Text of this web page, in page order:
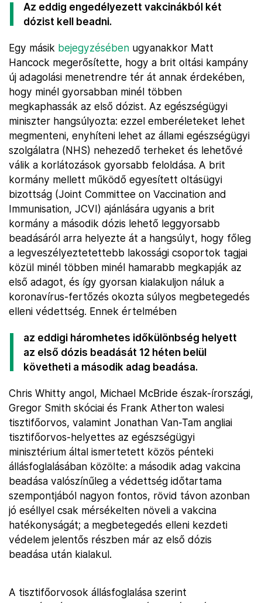
Az eddig engedélyezett vakcinákból két
dózist kell beadni.
Egy másik bejegyzésében ugyanakkor Matt
Hancock megerősítette, hogy a brit oltási kampány
új adagolási menetrendre tér át annak érdekében,
hogy minél gyorsabban minél többen
megkaphassák az első dózist. Az egészségügyi
miniszter hangsúlyozta: ezzel emberéleteket lehet
megmenteni, enyhíteni lehet az állami egészségügyi
szolgálatra (NHS) nehezedő terheket és lehetővé
válik a korlátozások gyorsabb feloldása. A brit
kormány mellett működő egyesített oltásügyi
bizottság (Joint Committee on Vaccination and
Immunisation, JCVI) ajánlására ugyanis a brit
kormány a második dózis lehető leggyorsabb
beadásáról arra helyezte át a hangsúlyt, hogy főleg
a legveszélyeztetettebb lakossági csoportok tagjai
közül minél többen minél hamarabb megkapják az
első adagot, és így gyorsan kialakuljon náluk a
koronavírus-fertőzés okozta súlyos megbetegedés
elleni védettség. Ennek értelmében
az eddigi háromhetes időkülönbség helyett
az első dózis beadását 12 héten belül
követheti a második adag beadása.
Chris Whitty angol, Michael McBride észak-írországi,
Gregor Smith skóciai és Frank Atherton walesi
tisztifőorvos, valamint Jonathan Van-Tam angliai
tisztifőorvos-helyettes az egészségügyi
minisztérium által ismertetett közös pénteki
állásfoglalásában közölte: a második adag vakcina
beadása valószínűleg a védettség időtartama
szempontjából nagyon fontos, rövid távon azonban
jó eséllyel csak mérsékelten növeli a vakcina
hatékonyságát; a megbetegedés elleni kezdeti
védelem jelentős részben már az első dózis
beadása után kialakul.
A tisztifőorvosok állásfoglalása szerint